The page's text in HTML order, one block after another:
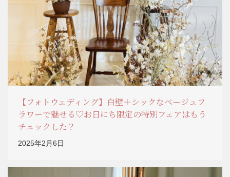
【フォトウェディング】白壁＋シックなベージュフ
ラワーで魅せる♡お日にち限定の特別フェアはもう
チェックした？
2025年2月6日